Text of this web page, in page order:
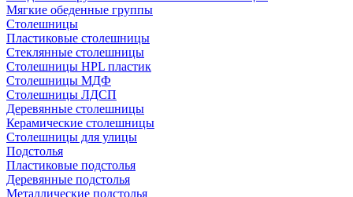
Мягкие обеденные группы
Столешницы
Пластиковые столешницы
Стеклянные столешницы
Столешницы HPL пластик
Столешницы МДФ
Столешницы ЛДСП
Деревянные столешницы
Керамические столешницы
Столешницы для улицы
Подстолья
Пластиковые подстолья
Деревянные подстолья
Металлические подстолья